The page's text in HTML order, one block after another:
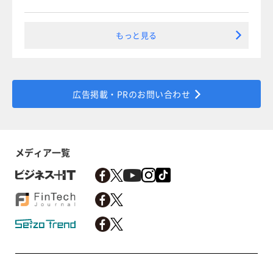
もっと見る
広告掲載・PRのお問い合わせ
メディア一覧